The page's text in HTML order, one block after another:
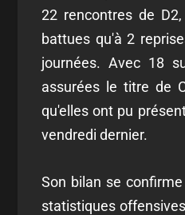
22 rencontres de
battues qu'à 2
journées. Avec 18
assurées le titre de
qu'elles ont pu
vendredi dernier.
Son bilan se
statistiques